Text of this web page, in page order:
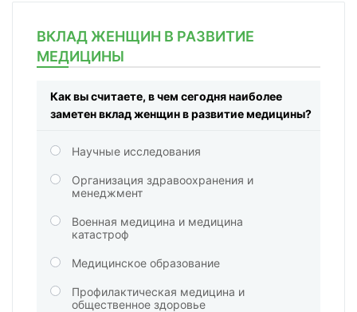
ВКЛАД ЖЕНЩИН В РАЗВИТИЕ
МЕДИЦИНЫ
Как вы считаете, в чем сегодня наиболее
заметен вклад женщин в развитие медицины?
Научные исследования
Организация здравоохранения и
менеджмент
Военная медицина и медицина
катастроф
Медицинское образование
Профилактическая медицина и
общественное здоровье